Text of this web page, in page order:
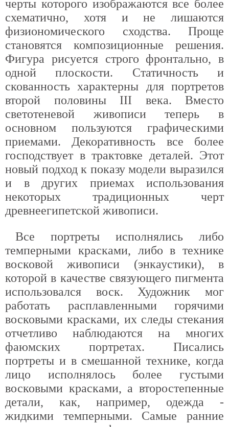
черты которого изображаются все более
схематично, хотя и не лишаются
физиономического сходства. Проще
становятся композиционные решения.
Фигура рисуется строго фронтально, в
одной плоскости. Статичность и
скованность характерны для портретов
второй половины III века. Вместо
светотеневой живописи теперь в
основном пользуются графическими
приемами. Декоративность все более
господствует в трактовке деталей. Этот
новый подход к показу модели выразился
и в других приемах использования
некоторых традиционных черт
древнеегипетской живописи.
Все портреты исполнялись либо
темперными красками, либо в технике
восковой живописи (энкаустики), в
которой в качестве связующего пигмента
использовался воск. Художник мог
работать расплавленными горячими
восковыми красками, их следы стекания
отчетливо наблюдаются на многих
фаюмских портретах. Писались
портреты и в смешанной технике, когда
лицо исполнялось более густыми
восковыми красками, а второстепенные
детали, как, например, одежда -
жидкими темперными. Самые ранние